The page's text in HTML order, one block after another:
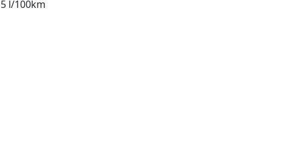
5 l/100km